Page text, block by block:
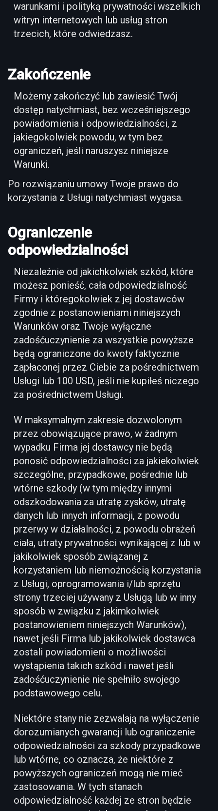
warunkami i polityką prywatności wszelkich
witryn internetowych lub usług stron
trzecich, które odwiedzasz.
Zakończenie
Możemy zakończyć lub zawiesić Twój
dostęp natychmiast, bez wcześniejszego
powiadomienia i odpowiedzialności, z
jakiegokolwiek powodu, w tym bez
ograniczeń, jeśli naruszysz niniejsze
Warunki.
Po rozwiązaniu umowy Twoje prawo do
korzystania z Usługi natychmiast wygasa.
Ograniczenie
odpowiedzialności
Niezależnie od jakichkolwiek szkód, które
możesz ponieść, cała odpowiedzialność
Firmy i któregokolwiek z jej dostawców
zgodnie z postanowieniami niniejszych
Warunków oraz Twoje wyłączne
zadośćuczynienie za wszystkie powyższe
będą ograniczone do kwoty faktycznie
zapłaconej przez Ciebie za pośrednictwem
Usługi lub 100 USD, jeśli nie kupiłeś niczego
za pośrednictwem Usługi.
W maksymalnym zakresie dozwolonym
przez obowiązujące prawo, w żadnym
wypadku Firma jej dostawcy nie będą
ponosić odpowiedzialności za jakiekolwiek
szczególne, przypadkowe, pośrednie lub
wtórne szkody (w tym między innymi
odszkodowania za utratę zysków, utratę
danych lub innych informacji, z powodu
przerwy w działalności, z powodu obrażeń
ciała, utraty prywatności wynikającej z lub w
jakikolwiek sposób związanej z
korzystaniem lub niemożnością korzystania
z Usługi, oprogramowania i/lub sprzętu
strony trzeciej używany z Usługą lub w inny
sposób w związku z jakimkolwiek
postanowieniem niniejszych Warunków),
nawet jeśli Firma lub jakikolwiek dostawca
zostali powiadomieni o możliwości
wystąpienia takich szkód i nawet jeśli
zadośćuczynienie nie spełniło swojego
podstawowego celu.
Niektóre stany nie zezwalają na wyłączenie
dorozumianych gwarancji lub ograniczenie
odpowiedzialności za szkody przypadkowe
lub wtórne, co oznacza, że niektóre z
powyższych ograniczeń mogą nie mieć
zastosowania. W tych stanach
odpowiedzialność każdej ze stron będzie